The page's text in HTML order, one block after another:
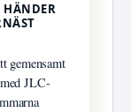
HÄNDER
gemensamt
JLC-